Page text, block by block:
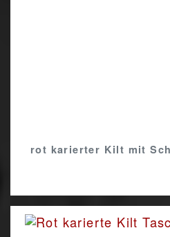
rot karierter Kilt mit